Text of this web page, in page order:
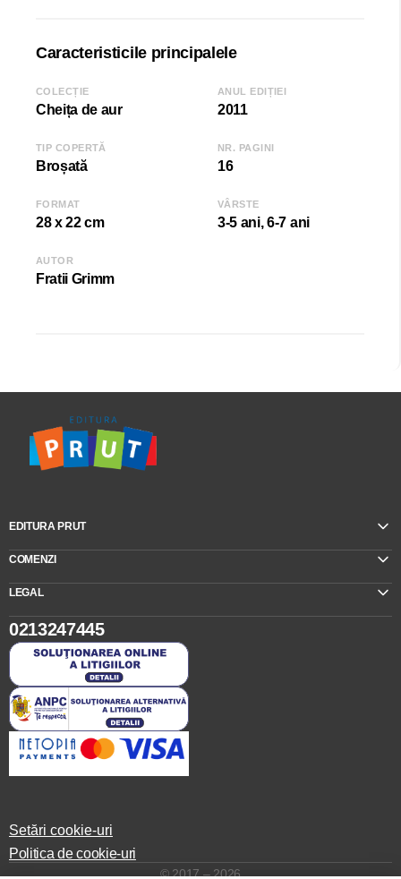
Caracteristicile principalele
COLECȚIE
Cheița de aur
ANUL EDIȚIEI
2011
TIP COPERTĂ
Broșată
NR. PAGINI
16
FORMAT
28 x 22 cm
VÂRSTE
3-5 ani, 6-7 ani
AUTOR
Fratii Grimm
EDITURA PRUT
COMENZI
LEGAL
0213247445
Setări cookie-uri
Politica de cookie-uri
© 2017 – 2026